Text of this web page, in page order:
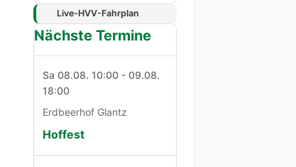
Live-HVV-Fahrplan
Nächste Termine
Sa 08.08. 10:00 - 09.08.
18:00
Erdbeerhof Glantz
Hoffest